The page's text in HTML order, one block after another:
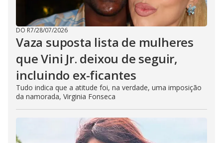
DO R7/28/07/2026
Vaza suposta lista de mulheres
que Vini Jr. deixou de seguir,
incluindo ex-ficantes
Tudo indica que a atitude foi, na verdade, uma imposição
da namorada, Virginia Fonseca